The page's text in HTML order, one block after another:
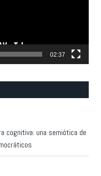
02:37
cognitiva: una semiótica de